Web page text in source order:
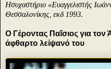
Ησυχαστήριο «Ευαγγελιστής
Θεσσαλονίκης, εκδ 1993.
Ο Γέροντας Παΐσιος για τον
άφθαρτο λείψανό του